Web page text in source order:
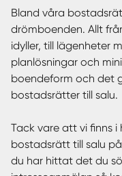
Bland våra
drömboenden. Allt
idyller, till lägenheter
planlösningar och
boendeform och det
bostadsrätter till salu.
Tack vare att vi finns
bostadsrätt till salu
du har hittat det du